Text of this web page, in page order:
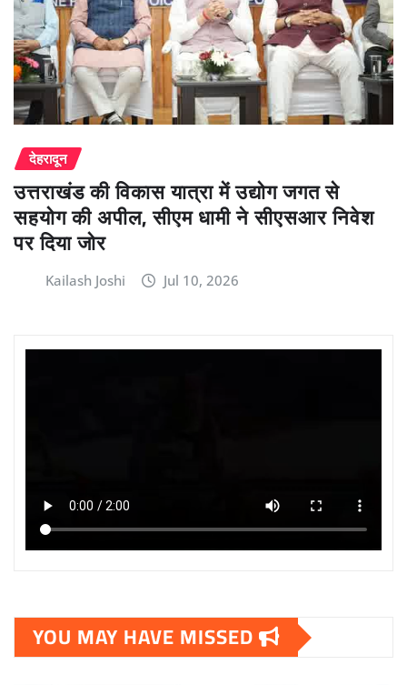
देहरादून
उत्तराखंड की विकास यात्रा में उद्योग जगत से
सहयोग की अपील, सीएम धामी ने सीएसआर निवेश
पर दिया जोर
Kailash Joshi Jul 10, 2026
YOU MAY HAVE MISSED